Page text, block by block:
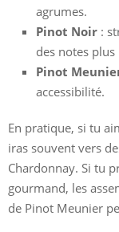
agrumes.
Pinot Noir :
des notes plus
Pinot
accessibilité.
En pratique, si tu
iras souvent vers
Chardonnay. Si tu
gourmand, les
de Pinot Meunier